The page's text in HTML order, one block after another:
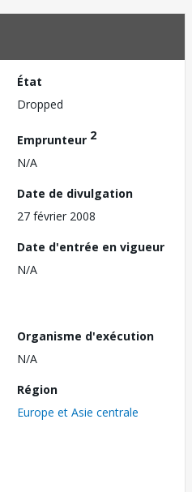
État
Dropped
Emprunteur 2
N/A
Date de divulgation
27 février 2008
Date d'entrée en vigueur
N/A
Organisme d'exécution
N/A
Région
Europe et Asie centrale